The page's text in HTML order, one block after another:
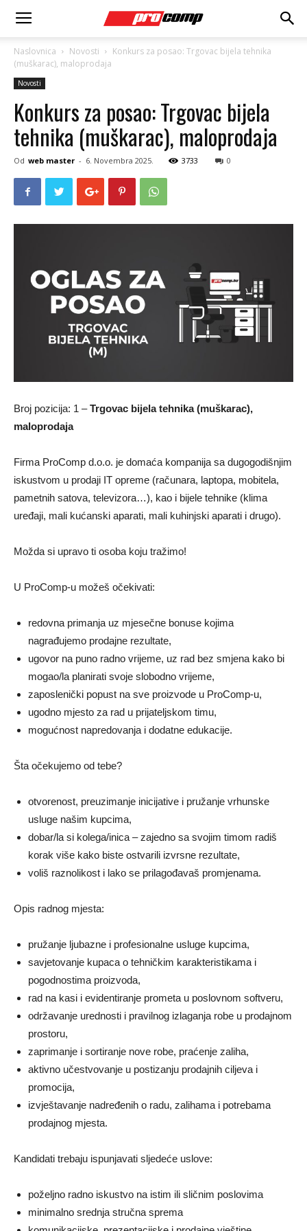
Naslovnica Novosti
Konkurs za posao: Trgovac bijela tehnika
(muškarac), maloprodaja
Novosti
Konkurs za posao: Trgovac bijela
tehnika (muškarac), maloprodaja
Od web master - 6. Novembra 2025. 3733 0
Broj pozicija: 1 –Trgovac bijela tehnika (muškarac),
maloprodaja
Firma ProComp d.o.o. je domaća kompanija sa dugogodišnjim
iskustvom u prodaji IT opreme (računara, laptopa, mobitela,
pametnih satova, televizora…), kao i bijele tehnike (klima
uređaji, mali kućanski aparati, mali kuhinjski aparati i drugo).
Možda si upravo ti osoba koju tražimo!
U ProComp-u možeš očekivati:
redovna primanja uz mjesečne bonuse kojima
nagrađujemo prodajne rezultate,
ugovor na puno radno vrijeme, uz rad bez smjena kako bi
mogao/la planirati svoje slobodno vrijeme,
zaposlenički popust na sve proizvode u ProComp-u,
ugodno mjesto za rad u prijateljskom timu,
mogućnost napredovanja i dodatne edukacije.
Šta očekujemo od tebe?
otvorenost, preuzimanje inicijative i pružanje vrhunske
usluge našim kupcima,
dobar/la si kolega/inica – zajedno sa svojim timom radiš
korak više kako biste ostvarili izvrsne rezultate,
voliš raznolikost i lako se prilagođavaš promjenama.
Opis radnog mjesta:
pružanje ljubazne i profesionalne usluge kupcima,
savjetovanje kupaca o tehničkim karakteristikama i
pogodnostima proizvoda,
rad na kasi i evidentiranje prometa u poslovnom softveru,
održavanje urednosti i pravilnog izlaganja robe u prodajnom
prostoru,
zaprimanje i sortiranje nove robe, praćenje zaliha,
aktivno učestvovanje u postizanju prodajnih ciljeva i
promocija,
izvještavanje nadređenih o radu, zalihama i potrebama
prodajnog mjesta.
Kandidati trebaju ispunjavati sljedeće uslove:
poželjno radno iskustvo na istim ili sličnim poslovima
minimalno srednja stručna sprema